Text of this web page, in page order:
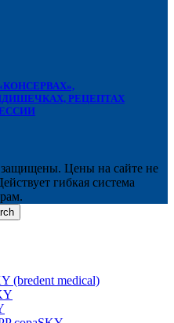
РЕЦЕПТАХ
Цены на сайте не
гибкая система
(bredent medical)